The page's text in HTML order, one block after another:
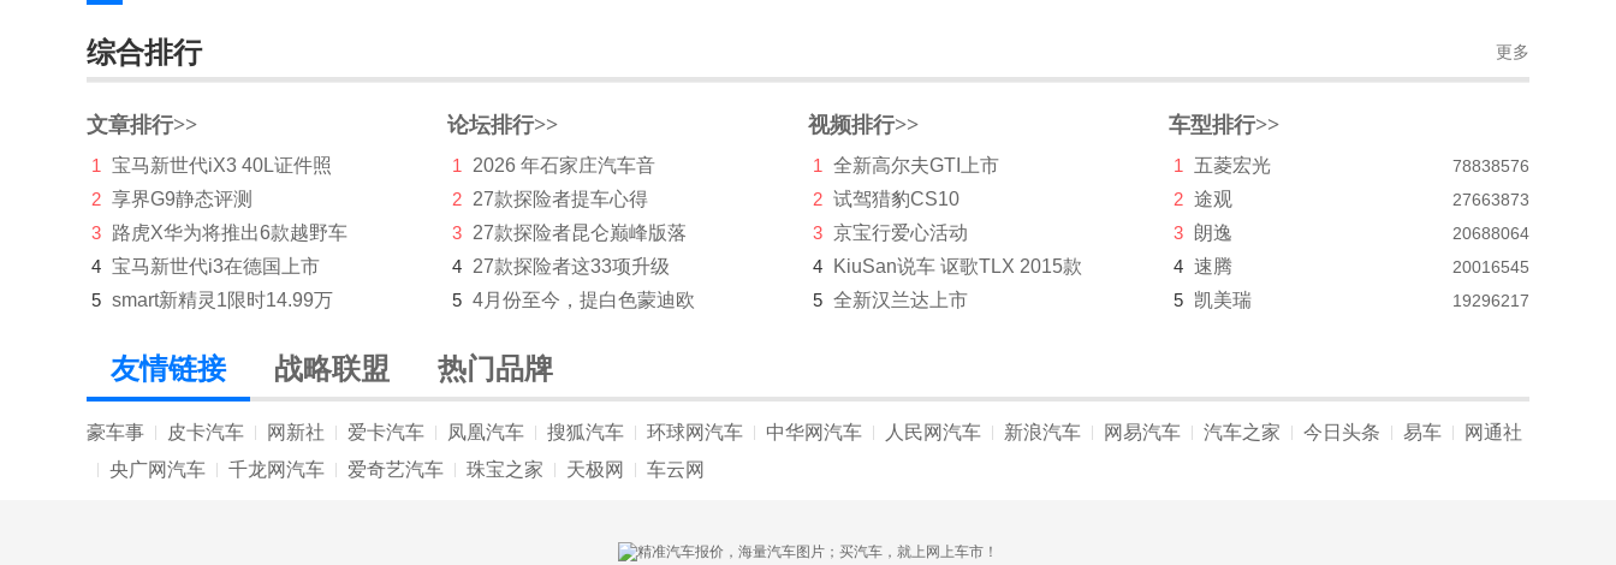
领界EV
领裕
领睿
福特电动车
福特电马
福特(进口)
Mustang
福特F-150猛禽
福田
综合排行 更多
文章排行>>
1
宝马新世代iX3 40L证件照
2 享界G9静态评测
3 路虎X华为将推出6款越野车
4 宝马新世代i3在德国上市
5 smart新精灵1限时14.99万
论坛排行>>
1
2026 年石家庄汽车音
2 27款探险者提车心得
3 27款探险者昆仑巅峰版落
4 27款探险者这33项升级
5 4月份至今，提白色蒙迪欧
视频排行>>
1
全新高尔夫GTI上市
2 试驾猎豹CS10
3 京宝行爱心活动
4
KiuSan说车 讴歌TLX 2015款
5 全新汉兰达上市
车型排行>>
1 五菱宏光 78838576
2 途观 27663873
3 朗逸 20688064
4 速腾 20016545
5 凯美瑞 19296217
友情链接 战略联盟 热门品牌
豪车事 皮卡汽车 网新社 爱卡汽车 凤凰汽车 搜狐汽车 环球网汽车 中华网汽车 人民网汽车 新浪汽车 网易汽车 汽车之家 今日头条 易车 网通社
央广网汽车 千龙网汽车 爱奇艺汽车 珠宝之家 天极网 车云网